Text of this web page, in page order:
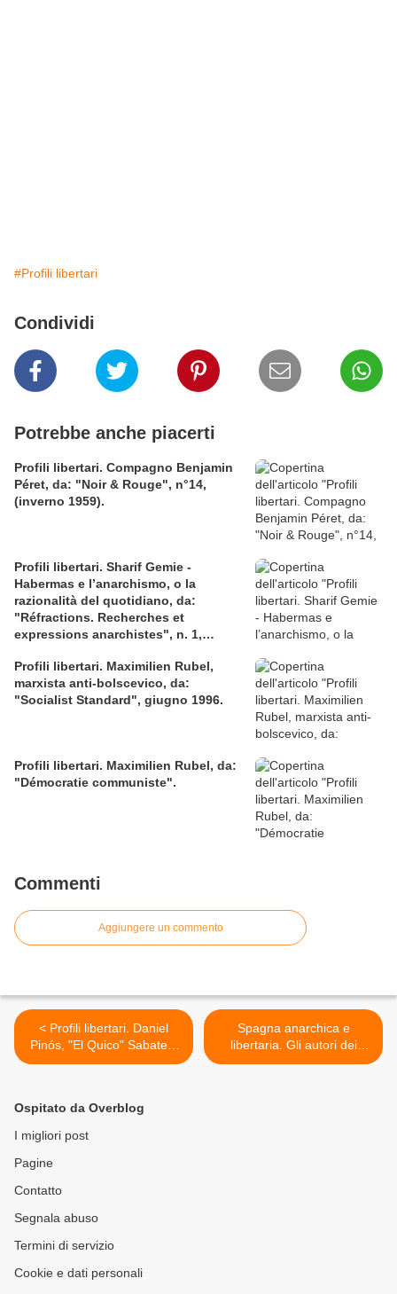
#Profili libertari
Condividi
Potrebbe anche piacerti
Profili libertari. Compagno Benjamin
Péret, da: "Noir & Rouge", n°14,
(inverno 1959).
Profili libertari. Sharif Gemie -
Habermas e l’anarchismo, o la
razionalità del quotidiano, da:
"Réfractions. Recherches et
expressions anarchistes", n. 1,
Profili libertari. Maximilien Rubel,
marxista anti-bolscevico, da:
"Socialist Standard", giugno 1996.
Profili libertari. Maximilien Rubel, da:
"Démocratie communiste".
Commenti
Aggiungere un commento
< Profili libertari. Daniel
Pinós, "El Quico" Sabate e
los "Bandoleros", la
"Le Monde Libertaire",
febbraio 2004.
Spagna anarchica e
libertaria. Gli autori dei
manifesti della Rivoluzione
Ospitato da Overblog
I migliori post
Pagine
Contatto
Segnala abuso
Termini di servizio
Cookie e dati personali